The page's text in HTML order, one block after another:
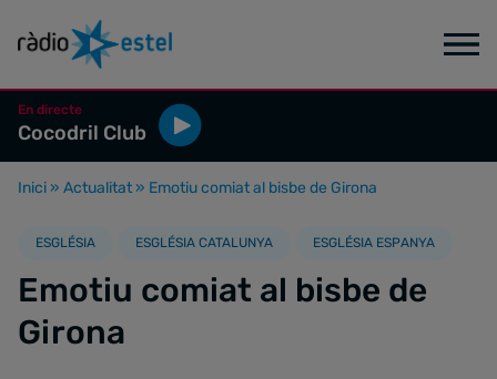
En directe
Cocodril Club
Inici » Actualitat » Emotiu comiat al bisbe de Girona
ESGLÉSIA ESGLÉSIA CATALUNYA ESGLÉSIA ESPANYA
Emotiu comiat al bisbe de
Girona